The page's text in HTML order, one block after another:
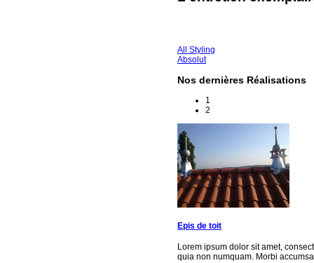
All Styling
Absolut
Nos dernières Réalisations
1
2
Epis de toit
Lorem ipsum dolor sit amet,
quia non numquam. Morbi